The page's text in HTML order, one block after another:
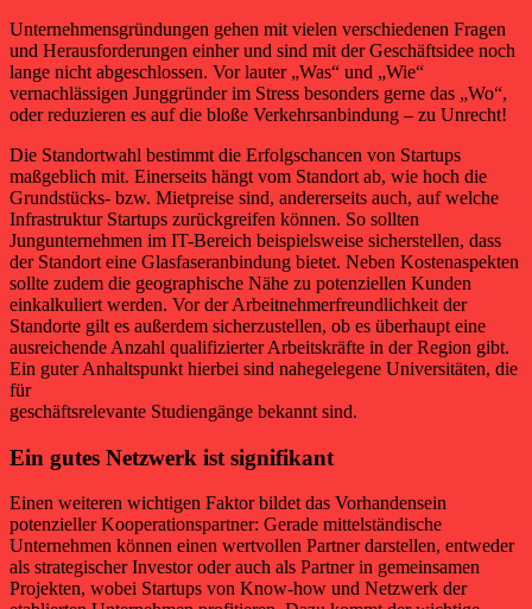
Unternehmensgründungen gehen mit vielen verschiedenen Fragen
und Herausforderungen einher und sind mit der Geschäftsidee noch
lange nicht abgeschlossen. Vor lauter „Was“ und „Wie“
vernachlässigen Junggründer im Stress besonders gerne das „Wo“,
oder reduzieren es auf die bloße Verkehrsanbindung – zu Unrecht!
Die Standortwahl bestimmt die Erfolgschancen von Startups
maßgeblich mit. Einerseits hängt vom Standort ab, wie hoch die
Grundstücks- bzw. Mietpreise sind, andererseits auch, auf welche
Infrastruktur Startups zurückgreifen können. So sollten
Jungunternehmen im IT-Bereich beispielsweise sicherstellen, dass
der Standort eine Glasfaseranbindung bietet. Neben Kostenaspekten
sollte zudem die geographische Nähe zu potenziellen Kunden
einkalkuliert werden. Vor der Arbeitnehmerfreundlichkeit der
Standorte gilt es außerdem sicherzustellen, ob es überhaupt eine
ausreichende Anzahl qualifizierter Arbeitskräfte in der Region gibt.
Ein guter Anhaltspunkt hierbei sind nahegelegene Universitäten, die
für
geschäftsrelevante Studiengänge bekannt sind.
Ein gutes Netzwerk ist signifikant
Einen weiteren wichtigen Faktor bildet das Vorhandensein
potenzieller Kooperationspartner: Gerade mittelständische
Unternehmen können einen wertvollen Partner darstellen, entweder
als strategischer Investor oder auch als Partner in gemeinsamen
Projekten, wobei Startups von Know-how und Netzwerk der